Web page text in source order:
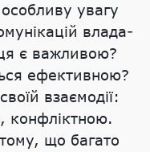
увагу
влада-
є важливою?
ефективною?
взаємодії:
конфліктною.
що багато